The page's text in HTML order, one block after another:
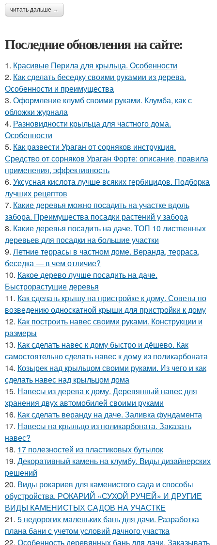
читать дальше →
Последние обновления на сайте:
1. Красивые Перила для крыльца. Особенности
2. Как сделать беседку своими рукамии из дерева.
Особенности и преимущества
3. Оформление клумб своими руками. Клумба, как с
обложки журнала
4. Разновидности крыльца для частного дома.
Особенности
5. Как развести Ураган от сорняков инструкция.
Средство от сорняков Ураган Форте: описание, правила
применения, эффективность
6. Уксусная кислота лучше всяких гербицидов. Подборка
лучших рецептов
7. Какие деревья можно посадить на участке вдоль
забора. Преимущества посадки растений у забора
8. Какие деревья посадить на даче. ТОП 10 лиственных
деревьев для посадки на большие участки
9. Летние террасы в частном доме. Веранда, терраса,
беседка — в чем отличие?
10. Какое дерево лучше посадить на даче.
Быстрорастущие деревья
11. Как сделать крышу на пристройке к дому. Советы по
возведению односкатной крыши для пристройки к дому
12. Как построить навес своими руками. Конструкции и
размеры
13. Как сделать навес к дому быстро и дёшево. Как
самостоятельно сделать навес к дому из поликарбоната
14. Козырек над крыльцом своими руками. Из чего и как
сделать навес над крыльцом дома
15. Навесы из дерева к дому. Деревянный навес для
хранения двух автомобилей своими руками
16. Как сделать веранду на даче. Заливка фундамента
17. Навесы на крыльцо из поликарбоната. Заказать
навес?
18. 17 полезностей из пластиковых бутылок
19. Декоративный камень на клумбу. Виды дизайнерских
решений
20. Виды рокариев для каменистого сада и способы
обустройства. РОКАРИЙ «СУХОЙ РУЧЕЙ» И ДРУГИЕ
ВИДЫ КАМЕНИСТЫХ САДОВ НА УЧАСТКЕ
21. 5 недорогих маленьких бань для дачи. Разработка
плана бани с учетом условий дачного участка
22. Особенность деревянных бань для дачи. Заказывать